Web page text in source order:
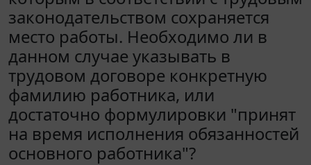
законодательством сохраняется
место работы. Необходимо ли в
данном случае указывать в
трудовом договоре конкретную
фамилию работника, или
достаточно формулировки "принят
на время исполнения обязанностей
основного работника"?